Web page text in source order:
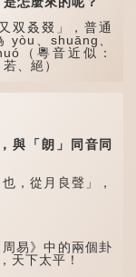
叒叕」，普通
yòu、shuāng、
（粵音近似：
、絕）
「双」比較
音：若）原是
文解字·叒部》：
出東方湯谷所登
「朗」同音同
，從月良聲」，
易》中的兩個卦
天下太平！